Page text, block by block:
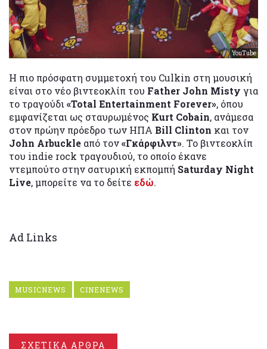
YouTube
Η πιο πρόσφατη συμμετοχή του Culkin στη μουσική
είναι στο νέο βιντεοκλίπ του Father John Misty για
το τραγούδι «Total Entertainment Forever», όπου
εμφανίζεται ως σταυρωμένος Kurt Cobain, ανάμεσα
στον πρώην πρόεδρο των ΗΠΑ Bill Clinton και τον
John Arbuckle από τoν«Γκάρφιλντ». Το βιντεοκλίπ
του indie rock τραγουδιού, το οποίο έκανε
ντεμπούτο στην σατυρική εκπομπή Saturday Night
Live, μπορείτε να το δείτε εδώ.
Ad Links
MUSICNEWS CINENEWS
ΣΧΕΤΙΚΑ ΑΡΘΡΑ